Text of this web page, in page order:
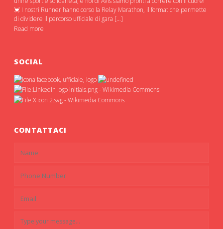
💓 I nostri Runner hanno corso la Relay Marathon, il format che permette
di dividere il percorso ufficiale di gara […]
Read more
SOCIAL
CONTATTACI